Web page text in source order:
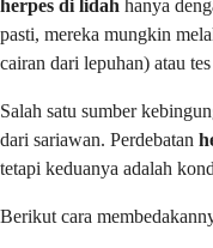
herpes di lidah hanya
pasti, mereka mungkin
cairan dari lepuhan) atau
Salah satu sumber
dari sariawan. Perdebatan
tetapi keduanya adalah
Berikut cara